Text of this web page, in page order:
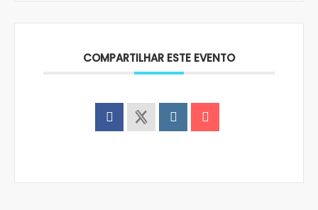
COMPARTILHAR ESTE EVENTO